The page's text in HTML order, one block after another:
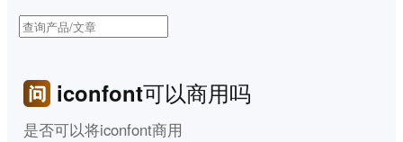
iconfont可以商用吗
是否可以将iconfont商用